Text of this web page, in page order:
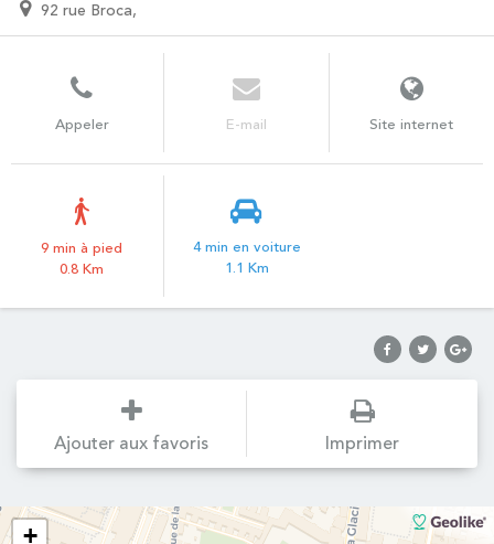
92 rue Broca,
Appeler E-mail Site internet
9 min à pied
0.8 Km
4 min en voiture
1.1 Km
Ajouter aux favoris Imprimer
+